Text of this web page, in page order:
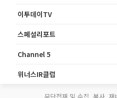
이투데이TV
스페셜리포트
Channel 5
위너스IR클럽